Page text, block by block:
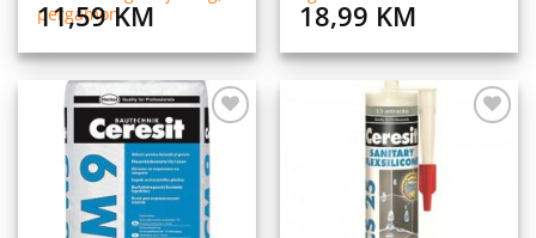
pergamon
11,59KM 18,99 KM
Dodaj
želja